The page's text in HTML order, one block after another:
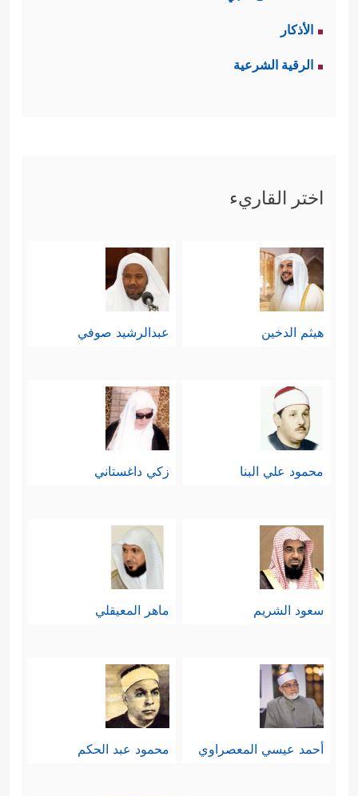
الأذكار
الرقية الشرعية
اختر القاريء
هيثم الدخين عبدالرشيد صوفي
محمود علي البنا زكي داغستاني
سعود الشريم ماهر المعيقلي
أحمد عيسي المعصراوي محمود عبد الحكم